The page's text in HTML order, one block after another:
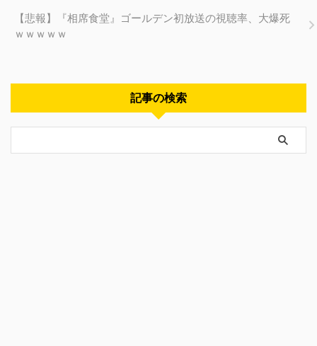
【悲報】『相席食堂』ゴールデン初放送の視聴率、大爆死
ｗｗｗｗｗ
記事の検索